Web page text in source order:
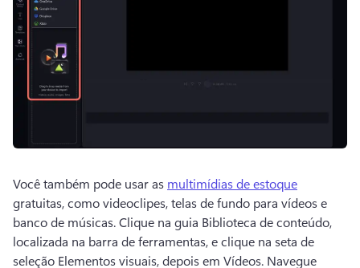
Você também pode usar as multimídias de estoque
gratuitas, como videoclipes, telas de fundo para vídeos e
banco de músicas. Clique na guia Biblioteca de conteúdo,
localizada na barra de ferramentas, e clique na seta de
seleção Elementos visuais, depois em Vídeos. Navegue